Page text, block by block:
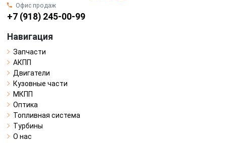
Офис продаж
+7 (918) 245-00-99
Навигация
Запчасти
АКПП
Двигатели
Кузовные части
МКПП
Оптика
Топливная система
Турбины
О нас